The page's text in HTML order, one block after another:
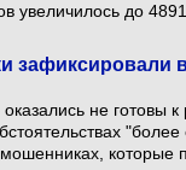
увеличилось до
зафиксировали
не готовы